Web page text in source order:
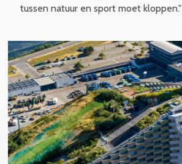
tussen natuur en sport moet kloppen."